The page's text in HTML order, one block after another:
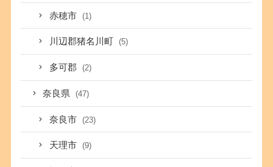
赤穂市 (1)
川辺郡猪名川町 (5)
多可郡 (2)
奈良県 (47)
奈良市 (23)
天理市 (9)